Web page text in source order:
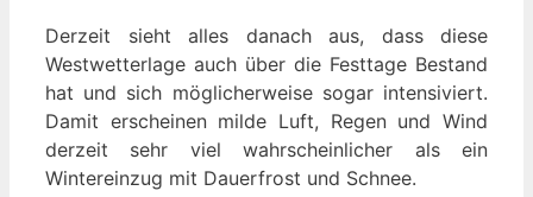
Derzeit sieht alles danach aus, dass diese
Westwetterlage auch über die Festtage Bestand
hat und sich möglicherweise sogar intensiviert.
Damit erscheinen milde Luft, Regen und Wind
derzeit sehr viel wahrscheinlicher als ein
Wintereinzug mit Dauerfrost und Schnee.